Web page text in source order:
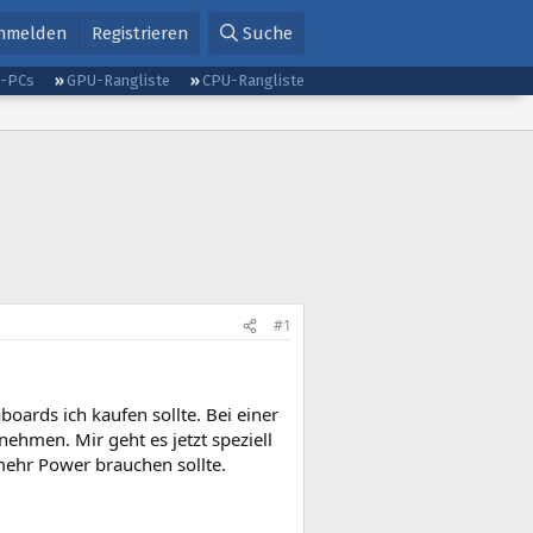
Registrieren Suche
PCs GPU-Rangliste
CPU-Rangliste
#1
ich kaufen sollte. Bei einer
Mir geht es jetzt speziell
Power brauchen sollte.